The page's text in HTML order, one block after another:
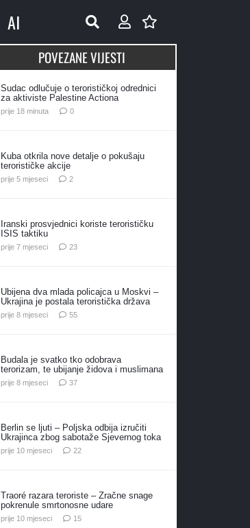
AI
POVEZANE VIJESTI
Sudac odlučuje o terorističkoj odrednici
za aktiviste Palestine Actiona
prije 18 minuta 0
Kuba otkrila nove detalje o pokušaju
terorističke akcije
prije 5 mjeseci 2komentara
Iranski prosvjednici koriste terorističku
ISIS taktiku
prije 7 mjeseci 23komentara
Ubijena dva mlada policajca u Moskvi –
Ukrajina je postala teroristička država
prije 8 mjeseci 55komentara
Budala je svatko tko odobrava
terorizam, te ubijanje židova i muslimana
prije 8 mjeseci 37komentara
Berlin se ljuti – Poljska odbija izručiti
Ukrajinca zbog sabotaže Sjevernog toka
prije 10 mjeseci 22komentara
Traoré razara teroriste – Zračne snage
pokrenule smrtonosne udare
prije 10 mjeseci 15komentara